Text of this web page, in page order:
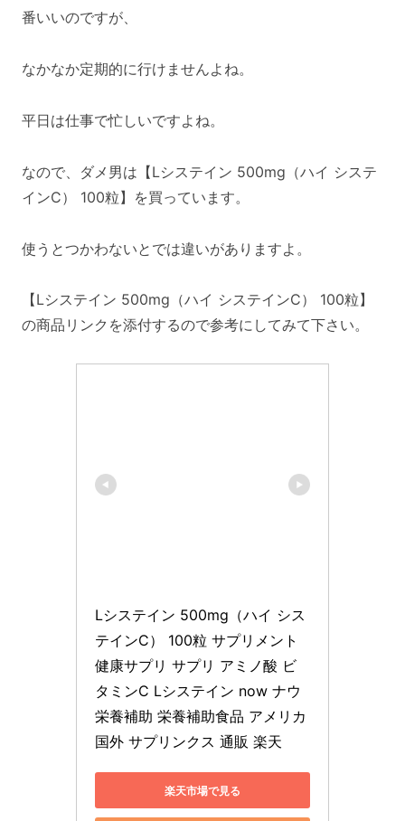
番いいのですが、
なかなか定期的に行けませんよね。
平日は仕事で忙しいですよね。
なので、ダメ男は【Lシステイン 500mg（ハイ システ
インC） 100粒】を買っています。
使うとつかわないとでは違いがありますよ。
【Lシステイン 500mg（ハイ システインC） 100粒】
の商品リンクを添付するので参考にしてみて下さい。
Lシステイン 500mg（ハイ シス
テインC） 100粒 サプリメント
健康サプリ サプリ アミノ酸 ビ
タミンC Lシステイン now ナウ
栄養補助 栄養補助食品 アメリカ
国外 サプリンクス 通販 楽天
楽天市場で見る